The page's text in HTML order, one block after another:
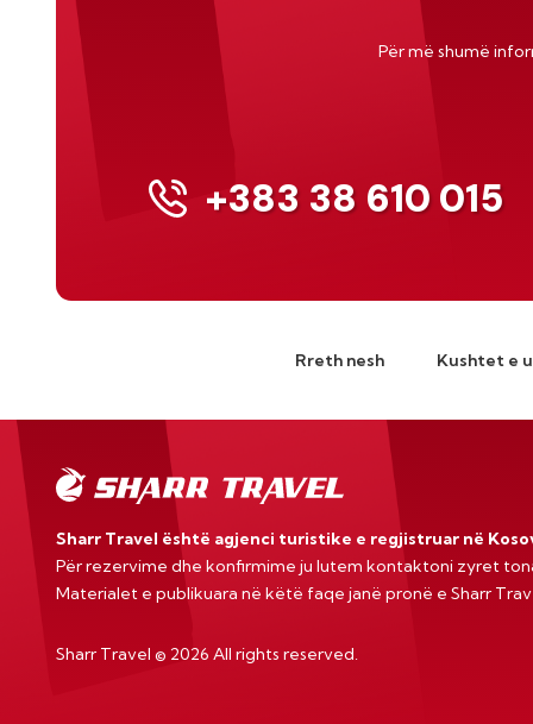
Për më shumë
+383 38 610 015
Rreth nesh Kushtet e
Sharr Travel është agjenci turistike e regjistruar në
Për rezervime dhe konfirmime ju lutem kontaktoni zyret
Materialet e publikuara në këtë faqe janë pronë e Sharr
Sharr Travel © 2026 All rights reserved.